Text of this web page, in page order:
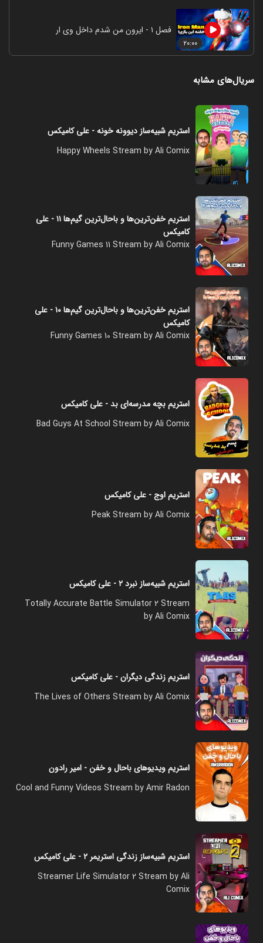
۲۰:۰۰
فصل ۱ - ایرون من شدم داخل وی ار
سریال‌های مشابه
استریم شبیه‌ساز دیوونه‌ خونه - علی کامیکس
Happy Wheels Stream by Ali Comix
استریم خفن‌ترین‌ها و باحال‌ترین گیم‌ها ۱۱ - علی
کامیکس
Funny Games 11 Stream by Ali Comix
استریم خفن‌ترین‌ها و باحال‌ترین گیم‌ها ۱۰ - علی
کامیکس
Funny Games 10 Stream by Ali Comix
استریم بچه مدرسه‌ای بد - علی کامیکس
Bad Guys At School Stream by Ali Comix
استریم اوج - علی کامیکس
Peak Stream by Ali Comix
استریم شبیه‌ساز نبرد ۲ - علی کامیکس
Totally Accurate Battle Simulator 2 Stream
by Ali Comix
استریم زندگی دیگران - علی کامیکس
The Lives of Others Stream by Ali Comix
استریم ویدیوهای باحال و خفن - امیر رادون
Cool and Funny Videos Stream by Amir Radon
استریم شبیه‌ساز زندگی استریمر ۲ - علی کامیکس
Streamer Life Simulator 2 Stream by Ali
Comix